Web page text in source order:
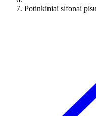
Potinkiniai sifonai